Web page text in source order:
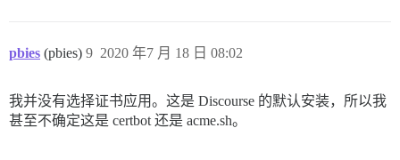
pbies (pbies) 2020 年7 月 18 日 08:02
9
我并没有选择证书应用。这是 Discourse 的默认安装，所以我
甚至不确定这是 certbot 还是 acme.sh。